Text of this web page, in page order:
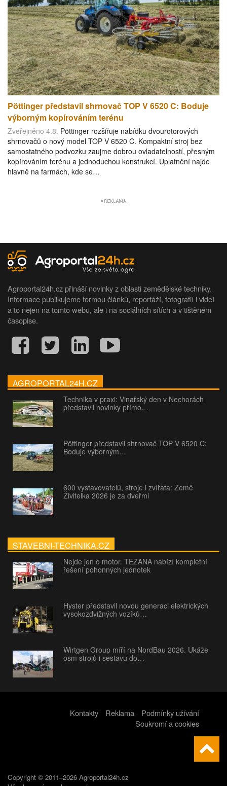
Pöttinger představil shrnovač TOP V 6520 C: Boduje
výborným kopírováním terénu
Zveřejněno 4.8. Pöttinger rozšiřuje nabídku dvourotorových
shrnovačů o nový model TOP V 6520 C. Kompaktní stroj bez
samostatného podvozku zaujme dobrou ovladatelností, přesným
kopírováním terénu a jednoduchou konstrukcí. Uplatnění najde
hlavně na farmách, kde se…
Agroportal24h.cz přináší novinky z oblasti zemědělské techniky.
Informace publikujeme formou článků, reportáží, fotografií i videí
a to nejen na tomto webu, ale i na sociálních sítích a v tištěném
časopise.
AGROPORTAL24H.CZ
Technika v praxi: Vinařský den v Nechorách
představil novinky přímo…
Pöttinger představil shrnovač TOP V 6520 C:
Boduje výborným…
600 vystavovatelů, stroje i zvířata: Země
Živitelka 2026 je za dveřmi
STAVEBNI-TECHNIKA.CZ
Nejde jen o motor. TEZANA nabízí kompletní
řešení pohonných jednotek
Hyster představil novou generaci elektrických
vysokozdvižných vozíků…
Wirtgen Group míří na NordBau 2026. Ukáže
osm strojů i sestavu do…
Kontakty Reklama
Podmínky užívání
Soukromí a cookies
Copyright © 2011–2026 Agroportal24h.cz